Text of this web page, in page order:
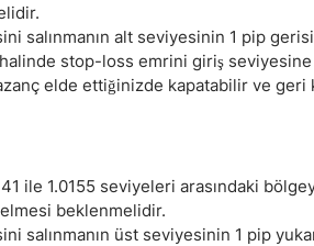
salınmanın alt seviyesinin 1 pip
stop-loss emrini giriş
elde ettiğinizde kapatabilir ve geri
ile 1.0155 seviyeleri arasındaki
beklenmelidir.
salınmanın üst seviyesinin 1 pip